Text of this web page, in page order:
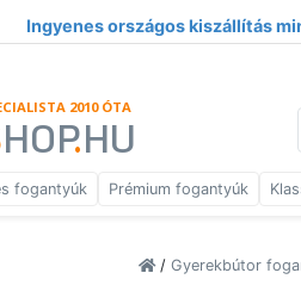
Ingyenes országos kiszállítás
2010 ÓTA
HOP.HU
fogantyúk Prémium fogantyúk
/ Gyerekbútor